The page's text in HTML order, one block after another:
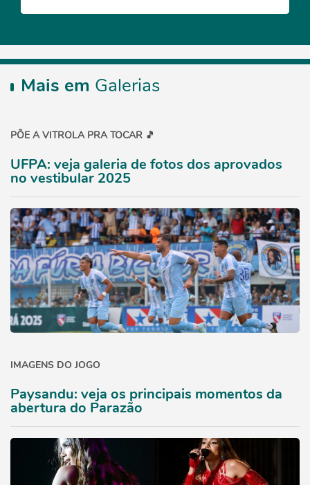
Mais em Galerias
PÕE A VITROLA PRA TOCAR 🎵
UFPA: veja galeria de fotos dos aprovados
no vestibular 2025
IMAGENS DO JOGO
Paysandu: veja os principais momentos da
abertura do Parazão